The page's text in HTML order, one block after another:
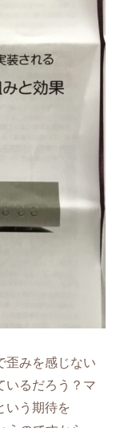
歪みを感じない
いるだろう？マ
いう期待を